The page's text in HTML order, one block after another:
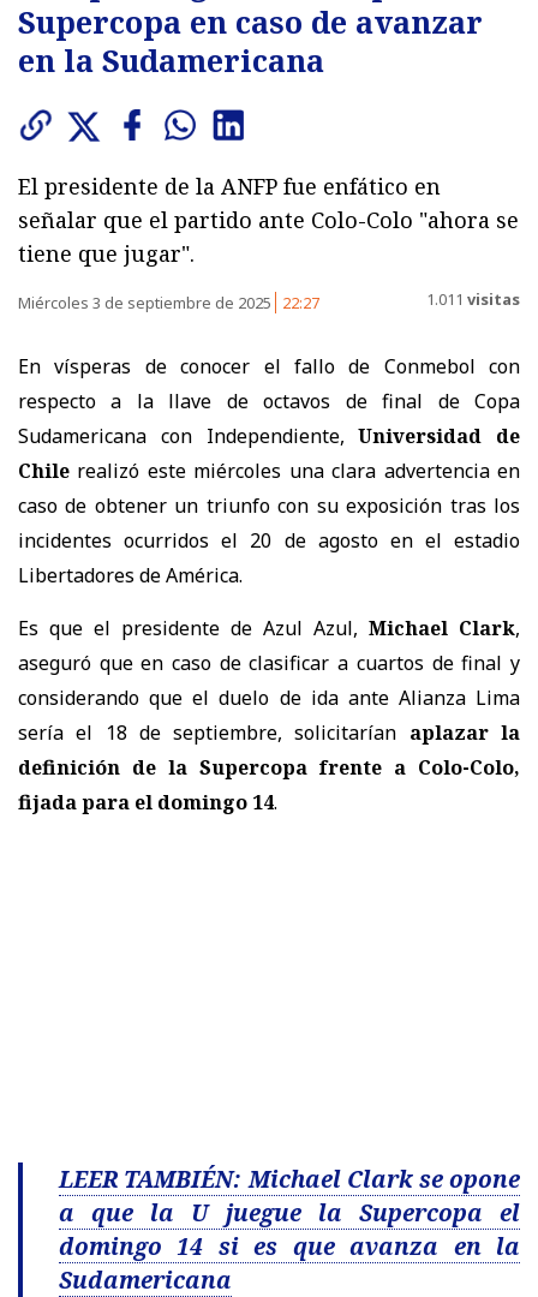
Supercopa en caso de avanzar
en la Sudamericana
El presidente de la ANFP fue enfático en
señalar que el partido ante Colo-Colo "ahora se
tiene que jugar".
Miércoles 3 de septiembre de 2025 22:27 1.011 visitas
En vísperas de conocer el fallo de Conmebol con
respecto a la llave de octavos de final de Copa
Sudamericana con Independiente,Universidad de
Chile realizó este miércoles una clara advertencia en
caso de obtener un triunfo con su exposición tras los
incidentes ocurridos el 20 de agosto en el estadio
Libertadores de América.
Es que el presidente de Azul Azul, Michael Clark,
aseguró que en caso de clasificar a cuartos de final y
considerando que el duelo de ida ante Alianza Lima
sería el 18 de septiembre, solicitarían aplazar la
definición de la Supercopa frente a Colo-Colo,
fijada para el domingo 14.
LEER TAMBIÉN: Michael Clark se opone
a que la U juegue la Supercopa el
domingo 14 si es que avanza en la
Sudamericana